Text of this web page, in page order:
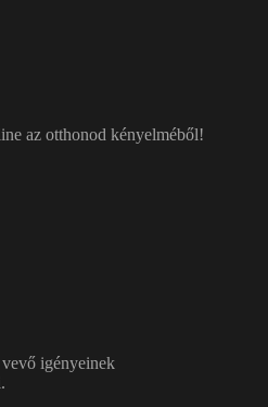
az otthonod kényelméből!
igényeinek